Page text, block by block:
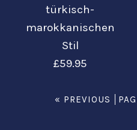
türkisch-
marokkanischen
Stil
£59.95
« PREVIOUS